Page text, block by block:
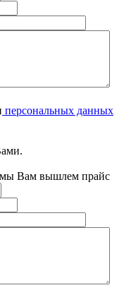
персональных данных
мы Вам вышлем прайс